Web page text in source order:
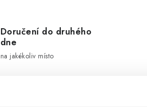
Doručení do druhého
dne
na jakékoliv místo